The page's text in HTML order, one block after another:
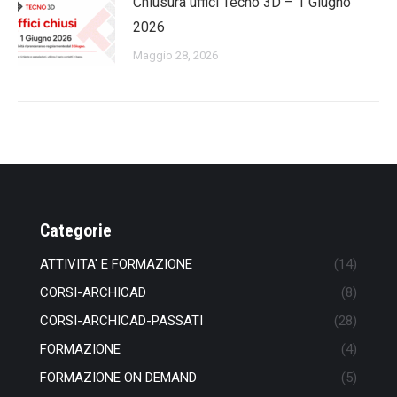
2026
Maggio 28, 2026
Categorie
ATTIVITA' E FORMAZIONE
(14)
CORSI-ARCHICAD
(8)
CORSI-ARCHICAD-PASSATI
(28)
FORMAZIONE
(4)
FORMAZIONE ON DEMAND
(5)